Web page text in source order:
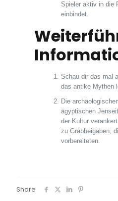
Spieler aktiv in die
einbindet.
Schau dir das mal
das antike Mythen
Die
ägyptischen
der Kultur
zu Grabbeigaben,
vorbereiteten.
Share